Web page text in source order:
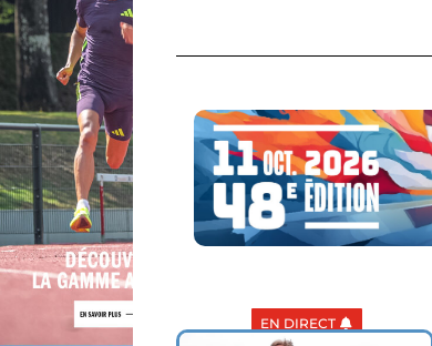
EN DIRECT